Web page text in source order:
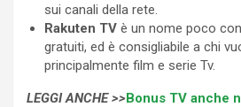
sui canali della rete.
Rakuten TV è un nome poco
gratuiti, ed è consigliabile a chi
principalmente film e serie Tv.
LEGGI ANCHE >>Bonus TV anche